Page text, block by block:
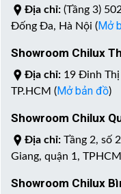
Địa chỉ: (Tầng 3)
Đống Đa, Hà Nội (Mở
Showroom Chilux
Địa chỉ: 19 Đinh Thị
TP.HCM (Mở bản đồ)
Showroom Chilux
Địa chỉ: Tầng 2, số
Giang, quận 1,
Showroom Chilux